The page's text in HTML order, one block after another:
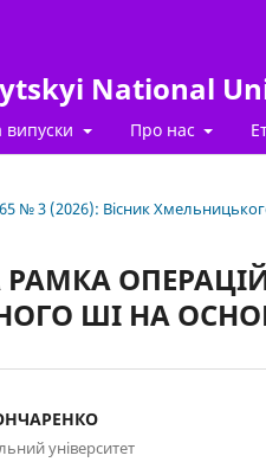
National
випуски Про нас
№ 3 (2026): Вісник
РАМКА
ШІ НА
університет